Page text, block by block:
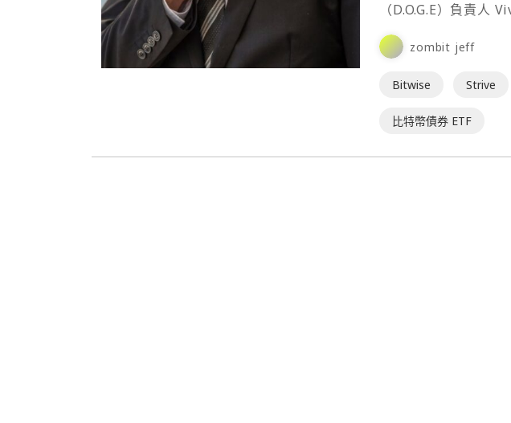
（D.O.G.E）負責人
公司 Strive 向美國監
zombit jeff
Bitwise Strive
比特幣債券 ETF